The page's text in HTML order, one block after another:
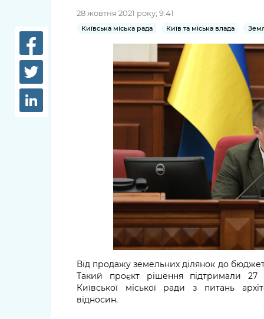
Про Київ
Керівництво КМДА
Структура
Рішення та розпорядження
Проєкти розпоряджень, що
перебувають на погодженні
КМВА
Паспорт,
довідки
Лікарні
Освіта
заклади
Дороги,
парковки
28 жовтня 2021 року, 9:41
Київська міська рада Київ та міська влада
Від продажу земельних ділянок до
Такий проєкт рішення підтримали 27
Київської міської ради з питань
відносин.